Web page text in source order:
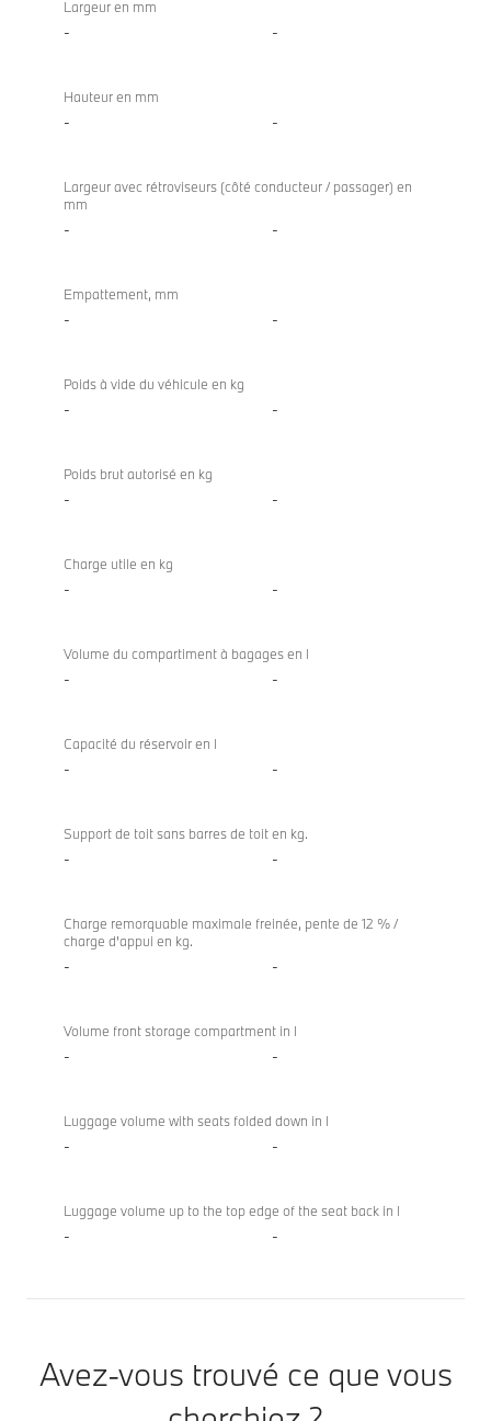
Largeur en mm
- -
Hauteur en mm
- -
Largeur avec rétroviseurs (côté conducteur / passager) en
mm
- -
Empattement, mm
- -
Poids à vide du véhicule en kg
- -
Poids brut autorisé en kg
- -
Charge utile en kg
- -
Volume du compartiment à bagages en l
- -
Capacité du réservoir en l
- -
Support de toit sans barres de toit en kg.
- -
Charge remorquable maximale freinée, pente de 12 % /
charge d'appui en kg.
- -
Volume front storage compartment in l
- -
Luggage volume with seats folded down in l
- -
Luggage volume up to the top edge of the seat back in l
- -
Avez-vous trouvé ce que vous